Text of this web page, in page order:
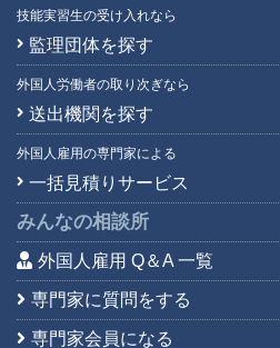
技能実習生の受け入れなら
監理団体を探す
外国人労働者の取り次ぎなら
送出機関を探す
外国人雇用の専門家による
一括見積りサービス
みんなの相談所
外国人雇用 Q＆A 一覧
専門家に質問をする
専門家会員になる